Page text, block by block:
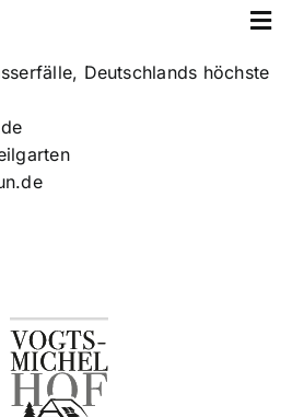
Deutschlands höchste